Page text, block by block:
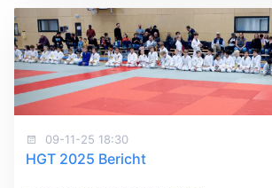
09-11-25 18:30
HGT 2025 Bericht